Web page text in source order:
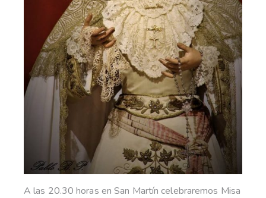
A las 20.30 horas en San Martín celebraremos Misa